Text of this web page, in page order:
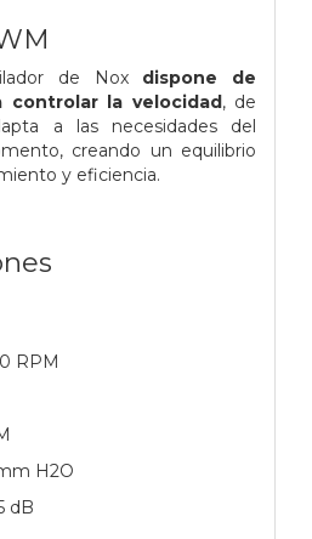
de Nox dispone de
controlar la velocidad, de
a las necesidades del
creando un equilibrio
y eficiencia.
RPM
H2O
dB